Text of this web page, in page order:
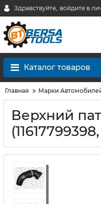
Здравствуйте, войдите в
Каталог товаров
Главная Марки
Верхний